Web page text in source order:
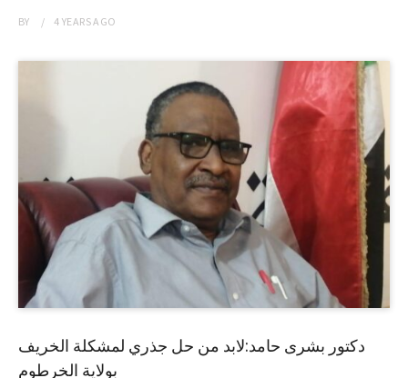
BY 4 YEARSAGO
دكتور بشرى حامد:لابد من حل جذري لمشكلة الخريف
بولاية الخرطوم